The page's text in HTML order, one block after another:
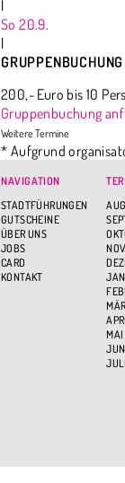
|
So 20.9.
|
GRUPPENBUCHUNG
200,- Euro bis 10
Gruppenbuchung
* Aufgrund
NAVIGATION
STADTFÜHRUNGEN
GUTSCHEINE
ÜBER UNS
JOBS
CARD
KONTAKT
MAI
JULI